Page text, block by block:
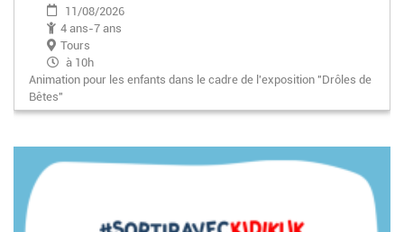
11/08/2026
4 ans-7 ans
Tours
à 10h
Animation pour les enfants dans le cadre de l'exposition "Drôles de
Bêtes"